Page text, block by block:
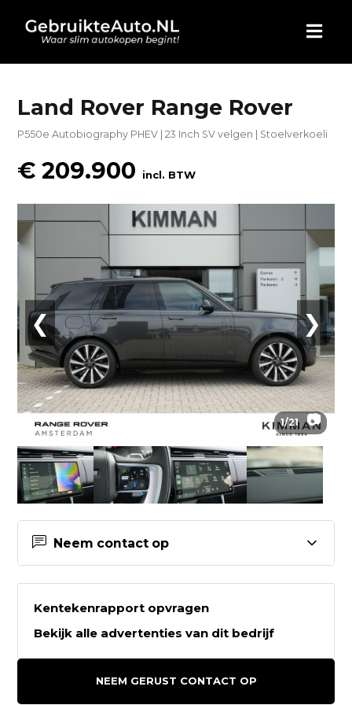
HOME
AUTO KOPEN
BLOG
CONTACT
Land Rover Range Rover
P550e Autobiography PHEV | 23 Inch SV velgen | Stoelverkoeli
€ 209.900 incl. BTW
❮ ❯
1/21 📷
Neem contact op
Contactgegevens Kimman
Amsterdam
Kentekenrapport opvragen
Bekijk alle advertenties van dit bedrijf
NEEM GERUST CONTACT OP